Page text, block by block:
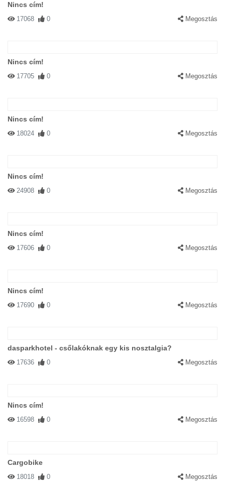
Nincs cím!
17068 0 Megosztás
Nincs cím!
17705 0 Megosztás
Nincs cím!
18024 0 Megosztás
Nincs cím!
24908 0 Megosztás
Nincs cím!
17606 0 Megosztás
Nincs cím!
17690 0 Megosztás
dasparkhotel - csőlakóknak egy kis nosztalgia?
17636 0 Megosztás
Nincs cím!
16598 0 Megosztás
Cargobike
18018 0 Megosztás